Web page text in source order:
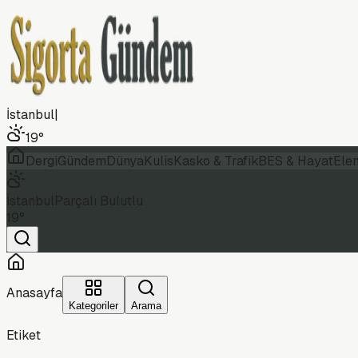
İstanbul|
19°
DergiGündemDünyaKulisKasko & TrafikBES & Hayat
Anasayfa
Kategoriler Arama
Etiket